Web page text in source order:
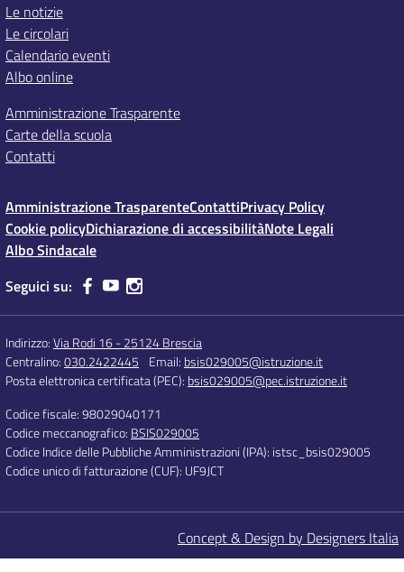
Le notizie
Le circolari
Calendario eventi
Albo online
Amministrazione Trasparente
Carte della scuola
Contatti
Amministrazione TrasparenteContattiPrivacy Policy
Cookie policyDichiarazione di accessibilitàNote Legali
Albo Sindacale
Seguici su:
Indirizzo:Via Rodi 16 - 25124 Brescia
Centralino:030.2422445 Email: bsis029005@istruzione.it
Posta elettronica certificata (PEC): bsis029005@pec.istruzione.it
Codice fiscale: 98029040171
Codice meccanografico: BSIS029005
Codice Indice delle Pubbliche Amministrazioni (IPA): istsc_bsis029005
Codice unico di fatturazione (CUF): UF9JCT
Concept & Design by Designers Italia